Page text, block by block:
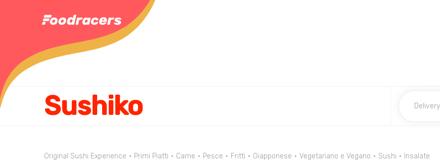
Sushiko
Original Sushi Experience Primi Piatti Carne Pesce Fritti Giapponese Vegetariano e Vegano Sushi Insalate